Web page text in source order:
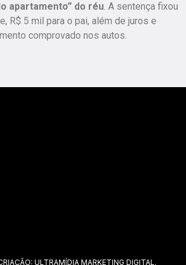
apartamento” do réu. A sentença fixou
R$ 5 mil para o pai, além de juros e
comprovado nos autos.
ULTRAMÍDIA MARKETING DIGITAL.